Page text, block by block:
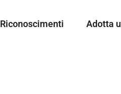
Riconoscimenti Adotta